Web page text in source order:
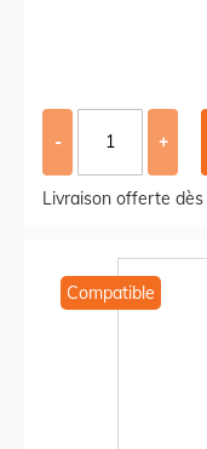
- +
Livraison offerte dès
Compatible